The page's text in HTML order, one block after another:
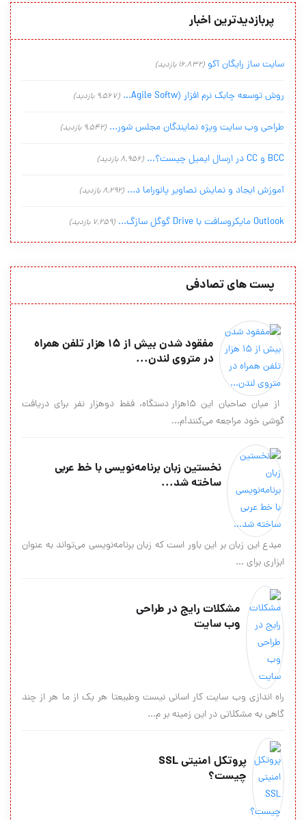
پربازدیدترین اخبار
سایت ساز رایگان آکو (16,832 بازدید)
روش توسعه چابک نرم افزار (Agile Softw... (9,567 بازدید)
طراحی وب سایت ویژه نمایندگان مجلس شور... (9,542 بازدید)
BCC و CC در ارسال ایمیل چیست؟... (8,956 بازدید)
آموزش ایجاد و نمایش تصاویر پانوراما د... (8,292 بازدید)
Outlook مایکروسافت با Drive گوگل سازگ... (7,259 بازدید)
پست های تصادفی
مفقود شدن بیش از 15 هزار تلفن همراه
در متروی لندن...
از میان صاحبان این 15هزار دستگاه، فقط دوهزار نفر برای دریافت
گوشی خود مراجعه می‌کنند!م...
نخستین زبان برنامه‌نویسی با خط عربی
ساخته شد...
مبدع این زبان بر این باور است که زبان برنامه‌نویسی می‌تواند به عنوان
ابزاری برای ...
مشکلات رایج در طراحی
وب سایت
راه اندازی وب سایت کار اسانی نیست وطبیعتا هر یک از ما هر از چند
گاهی به مشکلاتی در این زمینه بر م...
پروتکل امنیتی SSL
چیست؟